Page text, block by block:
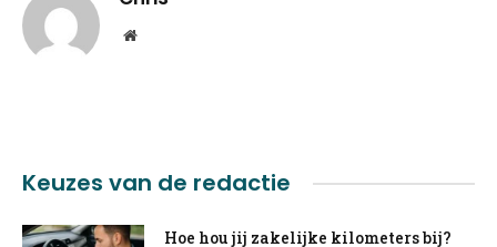
Website
Keuzes van de redactie
Hoe hou jij zakelijke kilometers bij?